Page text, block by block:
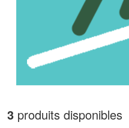
3 produits disponibles